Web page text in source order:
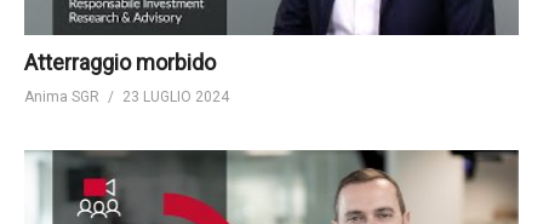
Atterraggio morbido
Anima SGR 23 LUGLIO 2024